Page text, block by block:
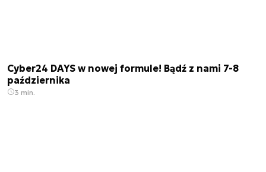
Cyber24 DAYS w nowej formule! Bądź z nami 7-8
października
3 min.